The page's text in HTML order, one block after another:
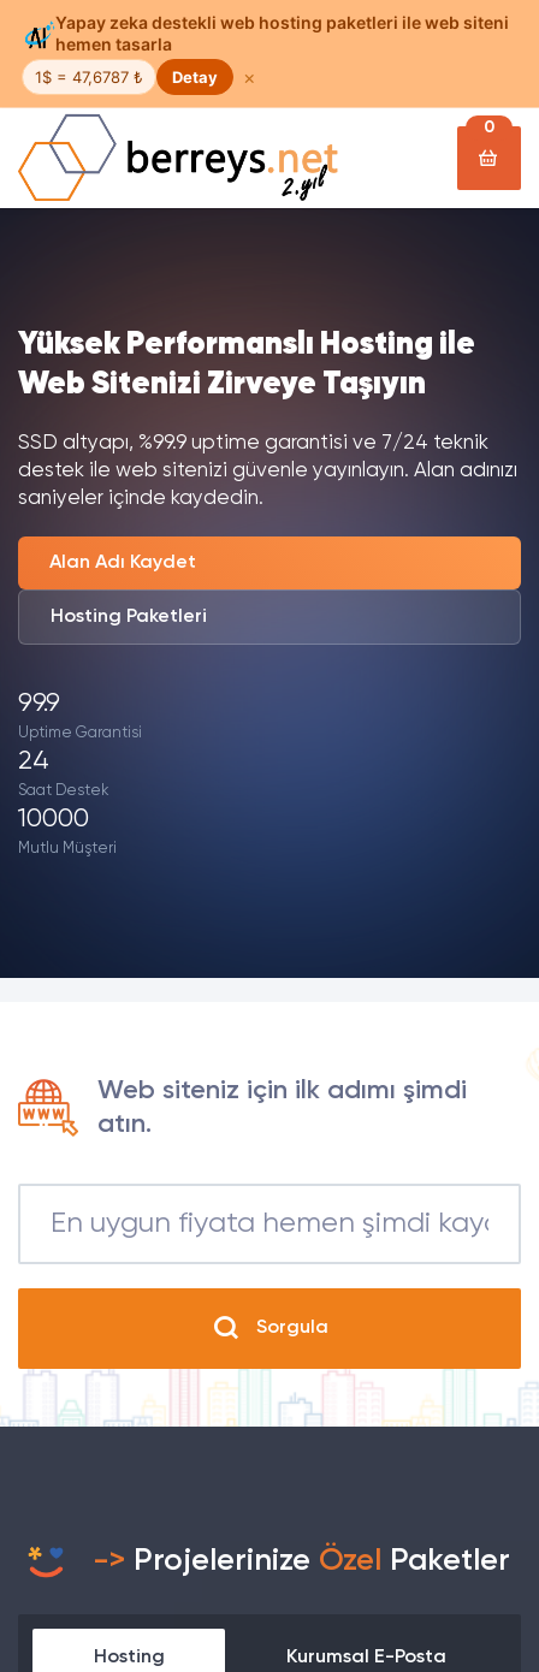
Yapay zeka destekli web hosting paketleri ile web siteni
hemen tasarla
1$ = 47,6787 ₺ Detay ×
0
Yüksek Performanslı Hosting ile
Web Sitenizi Zirveye Taşıyın
SSD altyapı, %99.9 uptime garantisi ve 7/24 teknik
destek ile web sitenizi güvenle yayınlayın. Alan adınızı
saniyeler içinde kaydedin.
Alan Adı Kaydet
Hosting Paketleri
99.9
Uptime Garantisi
24
Saat Destek
10000
Mutlu Müşteri
Web siteniz için ilk adımı şimdi
atın.
Sorgula
-> Projelerinize Özel Paketler
Hosting Kurumsal E-Posta